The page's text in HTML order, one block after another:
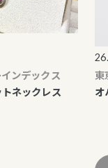
デックス
ックレス
東
オ